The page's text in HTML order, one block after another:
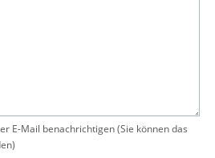
E-Mail benachrichtigen (Sie können das